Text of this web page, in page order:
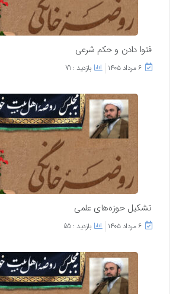
فتوا دادن و حکم شرعی
۶ مرداد ۱۴۰۵ بازدید : 71
تشکیل حوزه‌های علمی
۶ مرداد ۱۴۰۵ بازدید : 55